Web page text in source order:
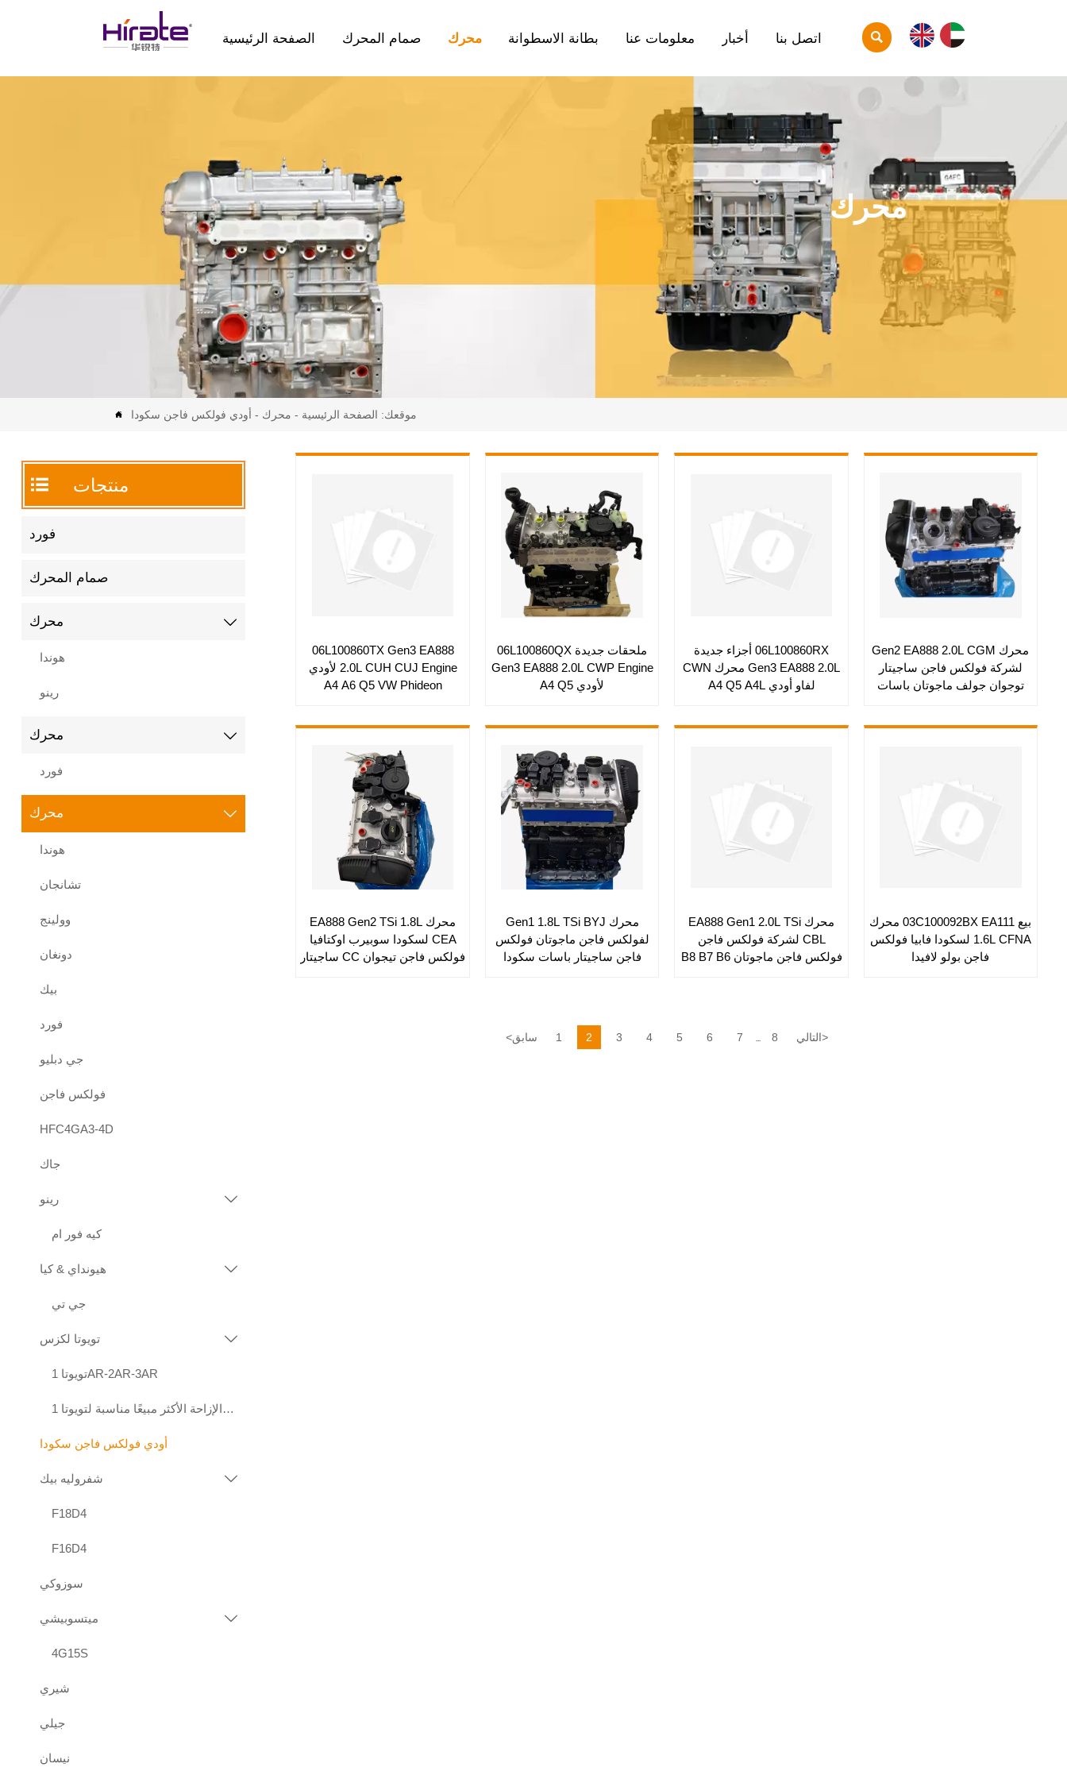
الصفحة الرئيسية صمام المحرك محرك بطانة الاسطوانة معلومات عنا أخبار اتصل بنا 
محرك
 موقعك: الصفحة الرئيسية - محرك - أودي فولكس فاجن سكودا
 منتجات
فورد
صمام المحرك
محرك 
هوندا
رينو
محرك 
فورد
محرك 
هوندا
تشانجان
وولينج
دونغان
بيك
فورد
جي دبليو
فولكس فاجن
HFC4GA3-4D
جاك
رينو 
كيه فور ام
هيونداي & كيا 
جي تي
تويوتا لكزس 
تويوتا 1AR-2AR-3AR
محركات عالية الجودة قياسية الإزاحة الأكثر مبيعًا مناسبة لتويوتا 1KD 2KD
أودي فولكس فاجن سكودا
شفروليه بيك 
F18D4
F16D4
سوزوكي
ميتسوبيشي 
4G15S
شيري
جيلي
نيسان
06L100860TX Gen3 EA888
2.0L CUH CUJ Engine لأودي
A4 A6 Q5 VW Phideon
ملحقات جديدة 06L100860QX
Gen3 EA888 2.0L CWP Engine
لأودي A4 Q5
06L100860RX أجزاء جديدة
Gen3 EA888 2.0L محرك CWN
لفاو أودي A4 Q5 A4L
محرك Gen2 EA888 2.0L CGM
لشركة فولكس فاجن ساجيتار
توجوان جولف ماجوتان باسات
محرك EA888 Gen2 TSi 1.8L
CEA لسكودا سوبيرب اوكتافيا
فولكس فاجن تيجوان CC ساجيتار
محرك Gen1 1.8L TSi BYJ
لفولكس فاجن ماجوتان فولكس
فاجن ساجيتار باسات سكودا
محرك EA888 Gen1 2.0L TSi
CBL لشركة فولكس فاجن
فولكس فاجن ماجوتان B8 B7 B6
بيع 03C100092BX EA111 محرك
1.6L CFNA لسكودا فابيا فولكس
فاجن بولو لافيدا
<سابق 1 2 3 4 5 6 7 8 التالي>